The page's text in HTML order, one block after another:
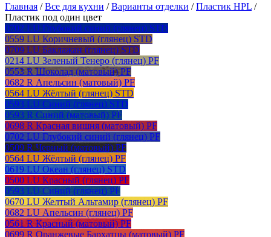
Главная /Все для кухни /Варианты отделки /Пластик HPL /
Пластик под один цвет
0702 LU Глубокий синий (глянец) STD
0559 LU Коричневый (глянец) STD
0709 LU Баклажан (глянец) STD
0214 LU Зеленый Тенеро (глянец) PF
0553 R Шоколад (матовый) PF
0682 R Апельсин (матовый) PF
0564 LU Жёлтый (глянец) STD
0593 LU Синий (глянец) STD
0593 R Синий (матовый) PF
0698 R Красная вишня (матовый) PF
0702 LU Глубокий синий (глянец) PF
0509 R Черный (матовый) PF
0564 LU Жёлтый (глянец) PF
0619 LU Океан (глянец) STD
0500 LU Красный (глянец) PF
0593 LU Синий (глянец) PF
0670 LU Желтый Альтамир (глянец) PF
0682 LU Апельсин (глянец) PF
0561 R Красный (матовый) PF
0699 R Оранжевые Бархатцы (матовый) PF